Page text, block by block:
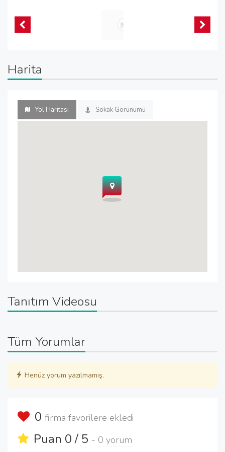
Harita
Yol Haritası Sokak Görünümü
Tanıtım Videosu
Tüm Yorumlar
Henüz yorum yazılmamış.
0 firma favorilere ekledi
Puan 0 / 5 - 0 yorum